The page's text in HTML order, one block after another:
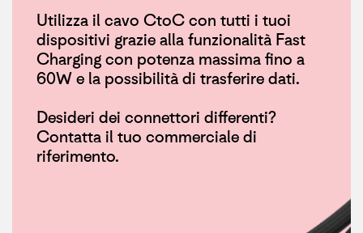
Utilizza il cavo CtoC con tutti i tuoi
dispositivi grazie alla funzionalità Fast
Charging con potenza massima fino a
60W e la possibilità di trasferire dati.
Desideri dei connettori differenti?
Contatta il tuo commerciale di
riferimento.